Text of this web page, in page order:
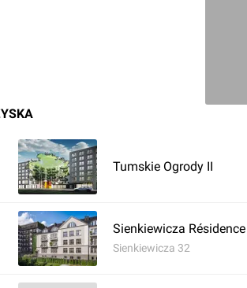
Tumskie Ogrody II
Sienkiewicza Résidence
Sienkiewicza 32